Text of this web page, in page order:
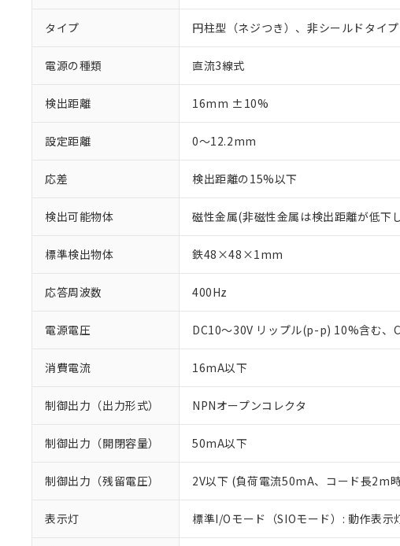
タイプ 円柱型（ネジつき）、非シールドタイプ
電源の種類 直流3線式
検出距離 16mm ±10%
設定距離 0～12.2mm
応差 検出距離の15%以下
検出可能物体 磁性金属(非磁性金属は検出距離が低下
標準検出物体 鉄48×48×1mm
応答周波数 400Hz
電源電圧 DC10～30V リップル(p-p) 10%含む、
消費電流 16mA以下
制御出力（出力形式） NPNオープンコレクタ
制御出力（開閉容量） 50mA以下
制御出力（残留電圧） 2V以下 (負荷電流50mA、コード長2m
表示灯 標準I/Oモード（SIOモード）: 動作表
※1 対応状況
対応済み：EU RoHS指
対応予定：EU RoHS指令
対応予定なし：EU RoHS